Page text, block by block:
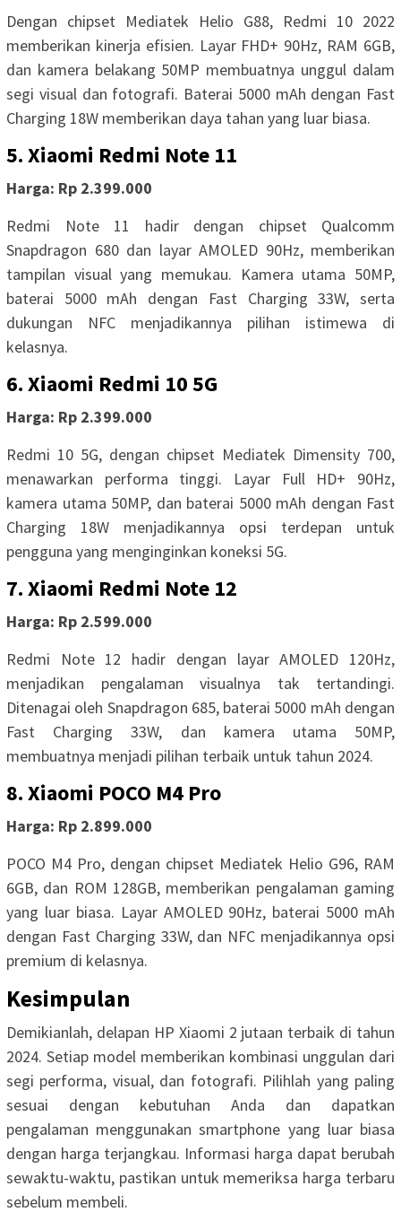
Dengan chipset Mediatek Helio G88, Redmi 10 2022
memberikan kinerja efisien. Layar FHD+ 90Hz, RAM 6GB,
dan kamera belakang 50MP membuatnya unggul dalam
segi visual dan fotografi. Baterai 5000 mAh dengan Fast
Charging 18W memberikan daya tahan yang luar biasa.
5. Xiaomi Redmi Note 11
Harga: Rp 2.399.000
Redmi Note 11 hadir dengan chipset Qualcomm
Snapdragon 680 dan layar AMOLED 90Hz, memberikan
tampilan visual yang memukau. Kamera utama 50MP,
baterai 5000 mAh dengan Fast Charging 33W, serta
dukungan NFC menjadikannya pilihan istimewa di
kelasnya.
6. Xiaomi Redmi 10 5G
Harga: Rp 2.399.000
Redmi 10 5G, dengan chipset Mediatek Dimensity 700,
menawarkan performa tinggi. Layar Full HD+ 90Hz,
kamera utama 50MP, dan baterai 5000 mAh dengan Fast
Charging 18W menjadikannya opsi terdepan untuk
pengguna yang menginginkan koneksi 5G.
7. Xiaomi Redmi Note 12
Harga: Rp 2.599.000
Redmi Note 12 hadir dengan layar AMOLED 120Hz,
menjadikan pengalaman visualnya tak tertandingi.
Ditenagai oleh Snapdragon 685, baterai 5000 mAh dengan
Fast Charging 33W, dan kamera utama 50MP,
membuatnya menjadi pilihan terbaik untuk tahun 2024.
8. Xiaomi POCO M4 Pro
Harga: Rp 2.899.000
POCO M4 Pro, dengan chipset Mediatek Helio G96, RAM
6GB, dan ROM 128GB, memberikan pengalaman gaming
yang luar biasa. Layar AMOLED 90Hz, baterai 5000 mAh
dengan Fast Charging 33W, dan NFC menjadikannya opsi
premium di kelasnya.
Kesimpulan
Demikianlah, delapan HP Xiaomi 2 jutaan terbaik di tahun
2024. Setiap model memberikan kombinasi unggulan dari
segi performa, visual, dan fotografi. Pilihlah yang paling
sesuai dengan kebutuhan Anda dan dapatkan
pengalaman menggunakan smartphone yang luar biasa
dengan harga terjangkau. Informasi harga dapat berubah
sewaktu-waktu, pastikan untuk memeriksa harga terbaru
sebelum membeli.